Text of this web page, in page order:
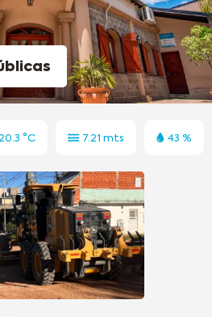
20.3 °C 7.21 mts 43 %